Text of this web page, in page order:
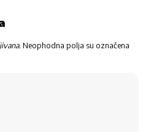
Neophodna polja su označena